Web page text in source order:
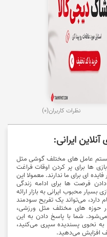
نظرات کاربران(0)
ایرانی:
عامل های مختلف گوشی مثل
ها برای پر کردن اوقات فراغت
ای برای ما ندارند. معمولا این
فرصت ها برای ادامه زندگی
محبوب ایرانی به بازار ارائه
دارد، می‌تواند یک تفریح سودمند
در حوزه های مختلف مثل ورزشی،
شما با پاسخ دادن به این
نحوی پسندیده سپری می‌کنید،
افزایش می‌دهید.